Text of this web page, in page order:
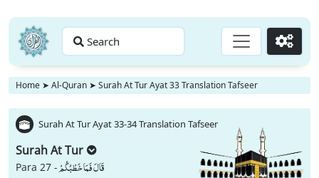
Search Go
Home ➤ Al-Quran ➤ Surah At Tur Ayat 33 Translation Tafseer
Surah At Tur Ayat 33-34 Translation Tafseer
Surah At Tur
Para 27 -قَالَ فَمَا خَطْبُكُمْ